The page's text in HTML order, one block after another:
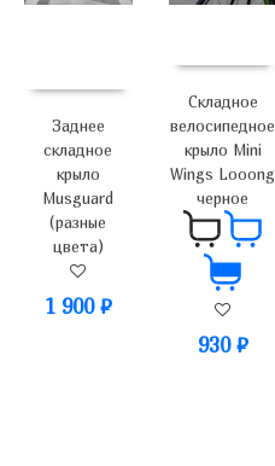
Заднее
складное
крыло
Musguard
(разные
цвета)
1 900 ₽
Складное
велосипедное
крыло Mini
Wings Looong
черное
930 ₽